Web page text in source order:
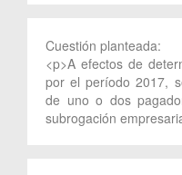
Cuestión planteada:
<p>A efectos de
por el período 2017,
de uno o dos
subrogación